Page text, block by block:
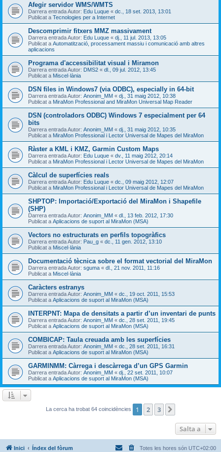
Afegir servidor WMS/WMTS
Darrera entrada Autor: Edu Luque « dc., 18 set. 2013, 13:01
Publicat a Tecnologies per a Internet
Descomprimir fitxers MMZ massivament
Darrera entrada Autor: Edu Luque « dj., 11 jul. 2013, 13:05
Publicat a Automatització, processament massiu i comunicació amb altres
aplicacions
Programa d'accessibilitat visual i Miramon
Darrera entrada Autor: DMS2 « dl., 09 jul. 2012, 13:45
Publicat a Miscel·lània
DSN files in Windows7 (via ODBC), especially in 64-bit
Darrera entrada Autor: Anonim_MM « dj., 31 maig 2012, 10:38
Publicat a MiraMon Professional and MiraMon Universal Map Reader
DSN (controladors ODBC) Windows 7 especialment per 64
bits
Darrera entrada Autor: Anonim_MM « dj., 31 maig 2012, 10:35
Publicat a MiraMon Professional i Lector Universal de Mapes del MiraMon
Ràster a KML i KMZ, Garmin Custom Maps
Darrera entrada Autor: Edu Luque « dv., 11 maig 2012, 20:14
Publicat a MiraMon Professional i Lector Universal de Mapes del MiraMon
Càlcul de superfícies reals
Darrera entrada Autor: Edu Luque « dc., 09 maig 2012, 12:07
Publicat a MiraMon Professional i Lector Universal de Mapes del MiraMon
SHPTOP: Importació/Exportació del MiraMon i Shapefile
(SHP)
Darrera entrada Autor: Anonim_MM « dl., 13 feb. 2012, 17:30
Publicat a Aplicacions de suport al MiraMon (MSA)
Vectors no estructurats en perfils topogràfics
Darrera entrada Autor: Pau_g « dc., 11 gen. 2012, 13:10
Publicat a Miscel·lània
Documentació tècnica sobre el format vectorial del MiraMon
Darrera entrada Autor: sguma « dl., 21 nov. 2011, 11:16
Publicat a Miscel·lània
Caràcters estranys
Darrera entrada Autor: Anonim_MM « dc., 19 oct. 2011, 15:53
Publicat a Aplicacions de suport al MiraMon (MSA)
INTERPNT: Mapa de densitats a partir d’un inventari de punts
Darrera entrada Autor: Anonim_MM « dc., 28 set. 2011, 19:45
Publicat a Aplicacions de suport al MiraMon (MSA)
COMBICAP: Taula creuada amb les superfícies
Darrera entrada Autor: Anonim_MM « dc., 28 set. 2011, 16:31
Publicat a Aplicacions de suport al MiraMon (MSA)
GARMINMM: Càrrega i descàrrega d’un GPS Garmin
Darrera entrada Autor: Anonim_MM « dj., 22 set. 2011, 10:07
Publicat a Aplicacions de suport al MiraMon (MSA)
La cerca ha trobat 64 coincidències 1 2 3
Salta a
Inici Índex del fòrum Totes les hores són UTC+02:00